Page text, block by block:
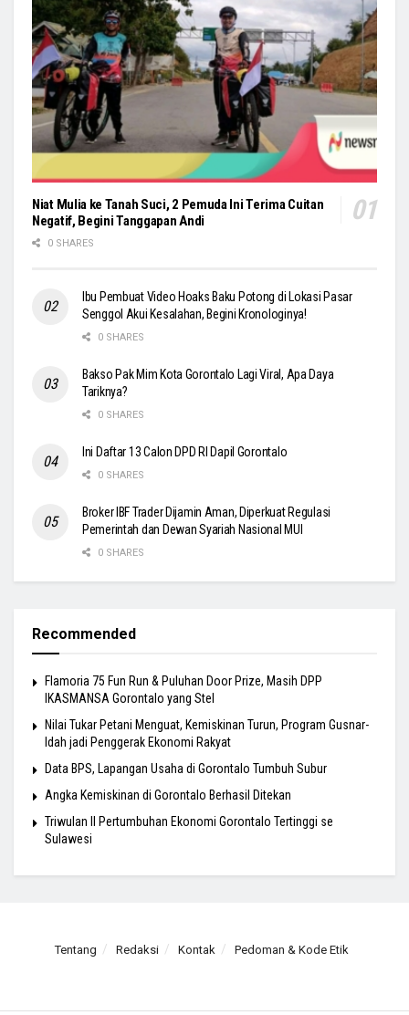
Niat Mulia ke Tanah Suci, 2 Pemuda Ini Terima Cuitan
Negatif, Begini Tanggapan Andi
0 SHARES
Ibu Pembuat Video Hoaks Baku Potong di Lokasi Pasar
Senggol Akui Kesalahan, Begini Kronologinya!
0 SHARES
Bakso Pak Mim Kota Gorontalo Lagi Viral, Apa Daya
Tariknya?
0 SHARES
Ini Daftar 13 Calon DPD RI Dapil Gorontalo
0 SHARES
Broker IBF Trader Dijamin Aman, Diperkuat Regulasi
Pemerintah dan Dewan Syariah Nasional MUI
0 SHARES
Recommended
Flamoria 75 Fun Run & Puluhan Door Prize, Masih DPP
IKASMANSA Gorontalo yang Stel
Nilai Tukar Petani Menguat, Kemiskinan Turun, Program Gusnar-
Idah jadi Penggerak Ekonomi Rakyat
Data BPS, Lapangan Usaha di Gorontalo Tumbuh Subur
Angka Kemiskinan di Gorontalo Berhasil Ditekan
Triwulan II Pertumbuhan Ekonomi Gorontalo Tertinggi se
Sulawesi
Tentang Redaksi Kontak Pedoman & Kode Etik